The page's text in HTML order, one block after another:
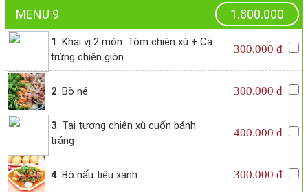
MENU 9 1.800.000
1. Khai vị 2 món: Tôm chiên xù + Cá
trứng chiên giòn
300.000 đ
2. Bò né 300.000 đ
3. Tai tượng chiên xù cuốn bánh
tráng
400.000 đ
4. Bò nấu tiêu xanh 300.000 đ